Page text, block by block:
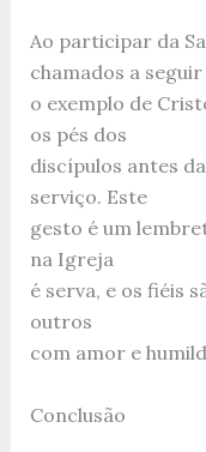
Ao participar da
chamados a seguir
o exemplo de
os pés dos
discípulos antes
serviço. Este
gesto é um
na Igreja
é serva, e os fiéis
outros
com amor e
Conclusão